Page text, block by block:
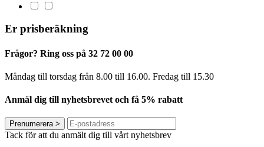
Er prisberäkning
Frågor? Ring oss på 32 72 00 00
Måndag till torsdag från 8.00 till 16.00. Fredag ​​till 15.30
Anmäl dig till nyhetsbrevet och få 5% rabatt
Prenumerera>
Tack för att du anmält dig till vårt nyhetsbrev